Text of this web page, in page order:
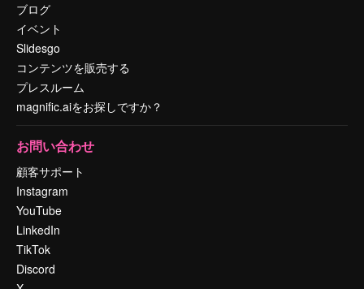
ブログ
イベント
Slidesgo
コンテンツを販売する
プレスルーム
magnific.aiをお探しですか？
お問い合わせ
顧客サポート
Instagram
YouTube
LinkedIn
TikTok
Discord